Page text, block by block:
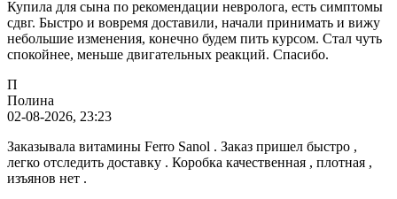
Купила для сына по рекомендации невролога, есть симптомы
сдвг. Быстро и вовремя доставили, начали принимать и вижу
небольшие изменения, конечно будем пить курсом. Стал чуть
спокойнее, меньше двигательных реакций. Спасибо.
П
Полина
02-08-2026, 23:23
Заказывала витамины Ferro Sanol . Заказ пришел быстро ,
легко отследить доставку . Коробка качественная , плотная ,
изъянов нет .